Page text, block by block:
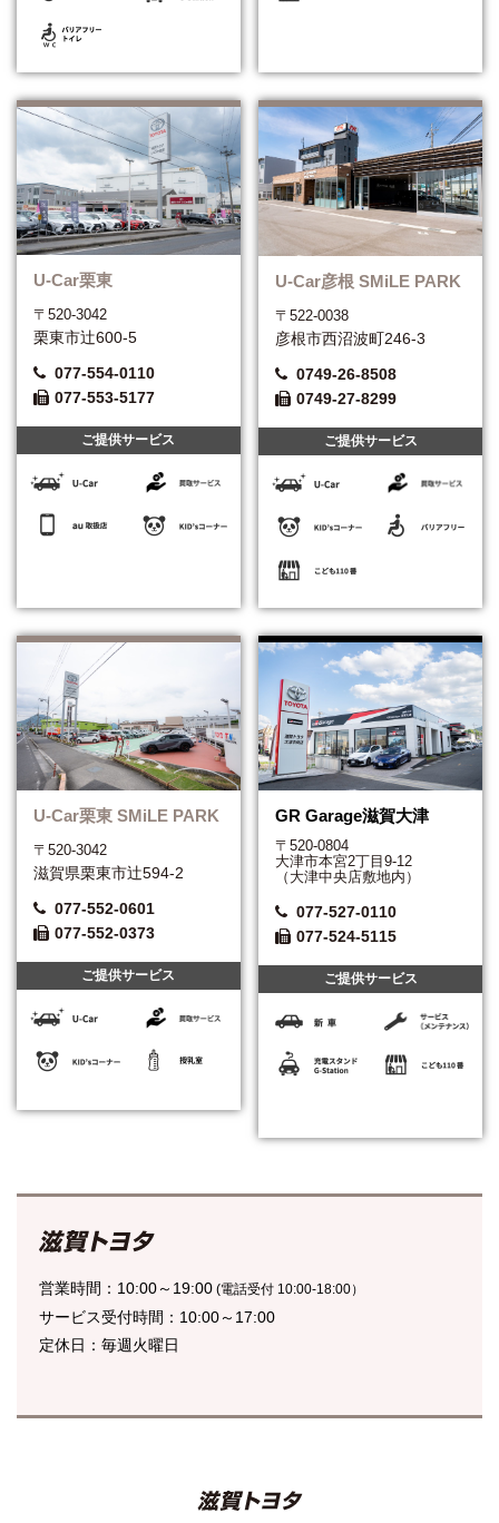
U-Car栗東
〒520-3042
栗東市辻600-5
077-554-0110
077-553-5177
ご提供サービス
U-Car彦根 SMiLE PARK
〒522-0038
彦根市西沼波町246-3
0749-26-8508
0749-27-8299
ご提供サービス
U-Car栗東 SMiLE PARK
〒520-3042
滋賀県栗東市辻594-2
077-552-0601
077-552-0373
ご提供サービス
GR Garage滋賀大津
〒520-0804
大津市本宮2丁目9-12
（大津中央店敷地内）
077-527-0110
077-524-5115
ご提供サービス
営業時間： 10:00～19:00 (電話受付 10:00-18:00）
サービス受付時間： 10:00～17:00
定休日： 毎週火曜日